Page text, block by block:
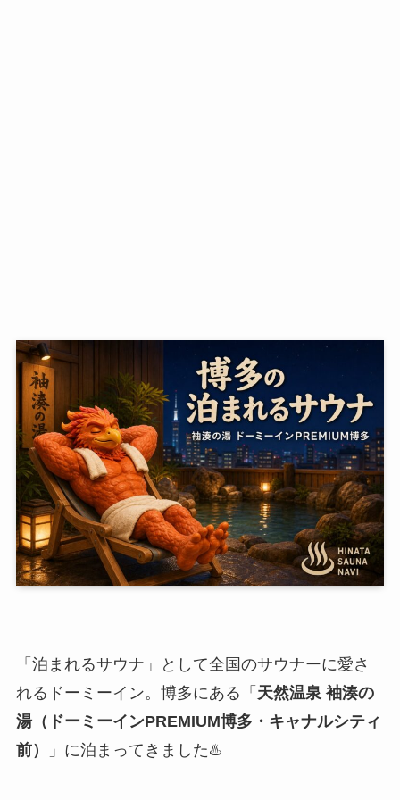
「泊まれるサウナ」として全国のサウナーに愛さ
れるドーミーイン。博多にある「 天然温泉 袖湊の
湯（ドーミーインPREMIUM博多・キャナルシティ
前）
」に泊まってきました♨️